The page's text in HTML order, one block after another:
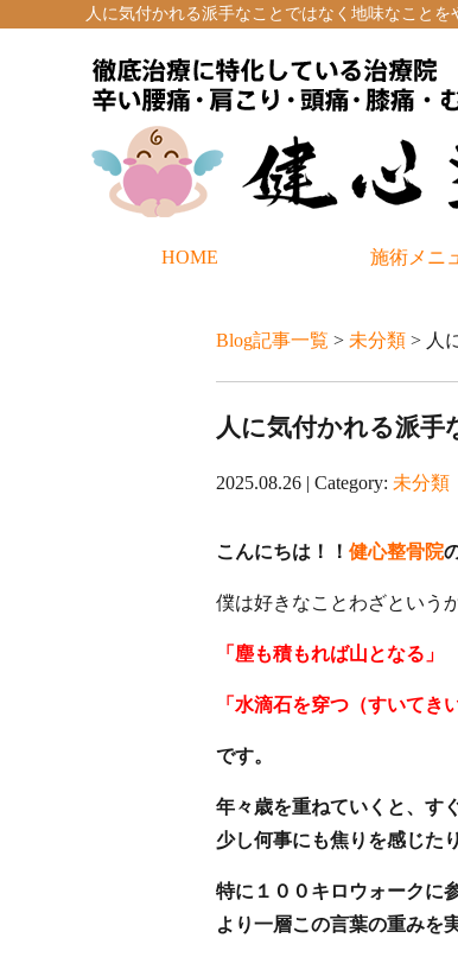
人に気付かれる派手なことではなく地味なこと
HOME 施術メニ
Blog記事一覧 > 未分類 > 人
人に気付かれる派手
2025.08.26 | Category: 未分類
こんにちは！！ 健心整骨院
僕は好きなことわざという
「塵も積もれば山となる」
「水滴石を穿つ（すいてき
です。
年々歳を重ねていくと、す
少し何事にも焦りを感じた
特に１００キロウォークに
より一層この言葉の重みを